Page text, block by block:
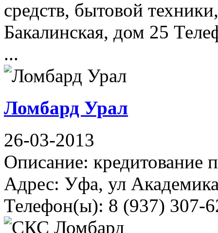
средств, бытовой
Бакалинская, дом 25
...
Ломбард Урал
26-03-2013
Описание: кредитование
Адрес: Уфа, ул
Телефон(ы): 8 (937) 307-